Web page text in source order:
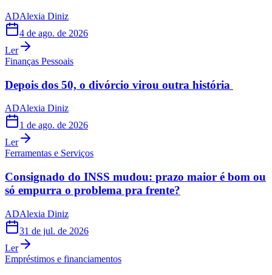
ADAlexia Diniz
4 de ago. de 2026
Ler
Finanças Pessoais
Depois dos 50, o divórcio virou outra história
ADAlexia Diniz
1 de ago. de 2026
Ler
Ferramentas e Serviços
Consignado do INSS mudou: prazo maior é bom ou
só empurra o problema pra frente?
ADAlexia Diniz
31 de jul. de 2026
Ler
Empréstimos e financiamentos